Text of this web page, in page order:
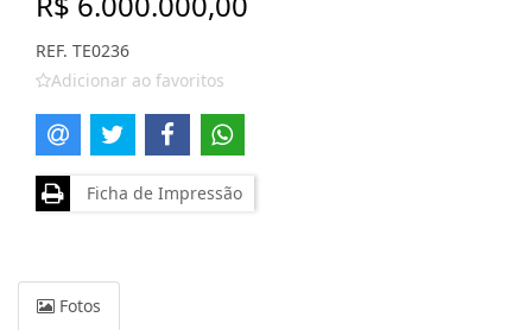
REF. TE0236
Adicionar ao favoritos
Ficha de Impressão
Fotos